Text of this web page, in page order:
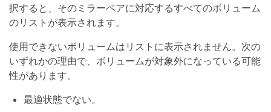
択すると、そのミラーペアに対応するすべてのボリューム
のリストが表示されます。
使用できないボリュームはリストに表示されません。次の
いずれかの理由で、ボリュームが対象外になっている可能
性があります。
最適状態でない。